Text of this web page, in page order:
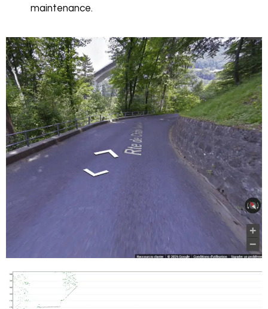
maintenance.